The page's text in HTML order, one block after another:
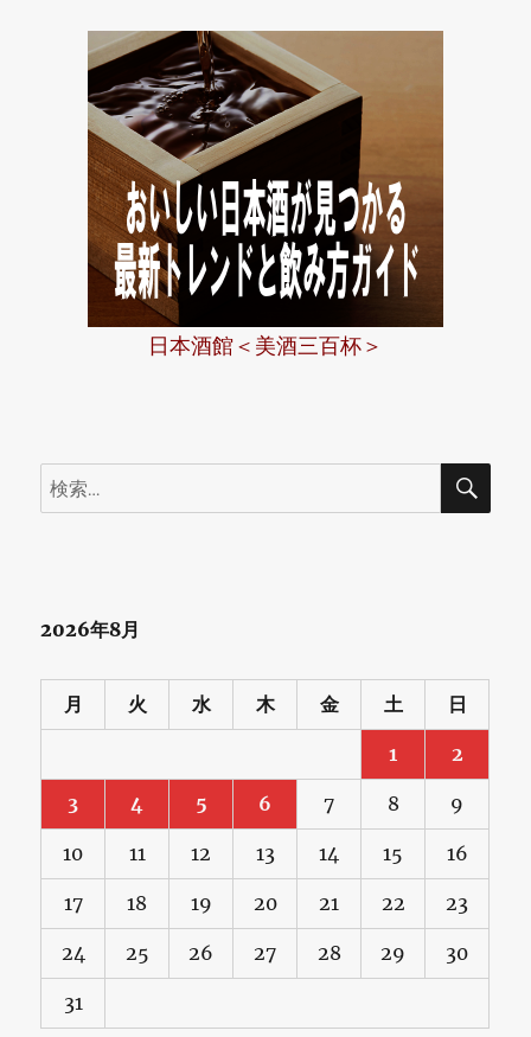
日本酒館＜美酒三百杯＞
検
索:
検
2026年8月
月 火 水 木 金 土 日
1 2
3 4 5 6 7 8 9
10 11 12 13 14 15 16
17 18 19 20 21 22 23
24 25 26 27 28 29 30
31